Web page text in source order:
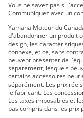
Wolverine(MD)
Vous ne savez pas si
Communiquez avec un
Yamaha Moteur du
d'abandonner un produit
design, les
connexe, et ce, sans
peuvent présenter de
séparément, lesquels
certains accessoires peut
séparément. Les prix
le fabricant. Les
Les taxes imposables et
pas compris dans les prix